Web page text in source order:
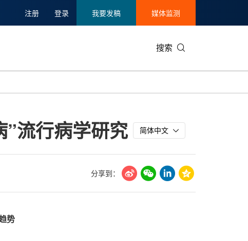
注册 登录 我要发稿 媒体监测
搜索
碳中和
美国临床肿瘤学会(ASCO)
娱乐时尚与艺术
新加坡
流行病学研究 简体中文
分享到：
势